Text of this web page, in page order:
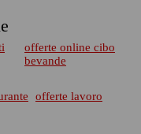
offerte online cibo
bevande
offerte lavoro